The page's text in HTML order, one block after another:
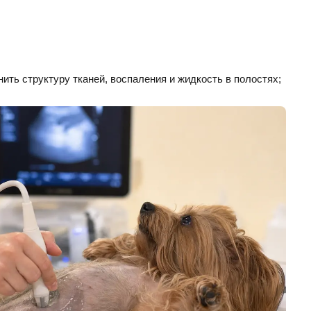
структуру тканей, воспаления и жидкость в полостях;